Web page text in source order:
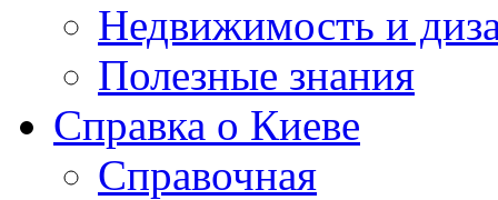
Недвижимость и
Полезные знания
Справка о Киеве
Справочная